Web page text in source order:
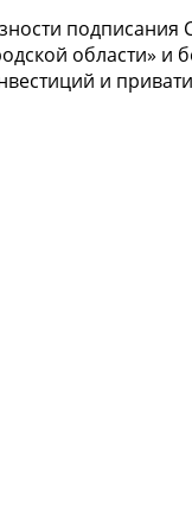
подписания
области» и
и